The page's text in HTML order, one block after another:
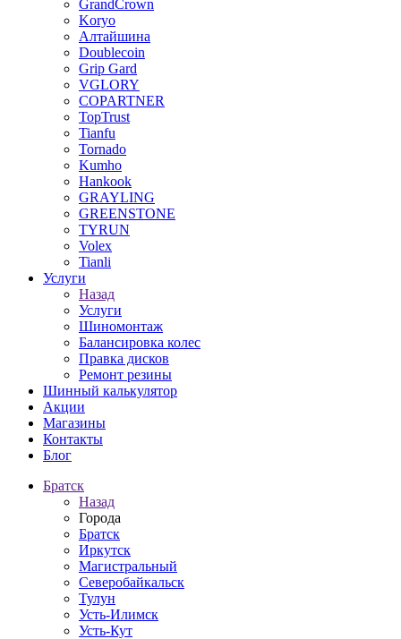
GrandCrown
Koryo
Алтайшина
Doublecoin
Grip Gard
VGLORY
COPARTNER
TopTrust
Tianfu
Tornado
Kumho
Hankook
GRAYLING
GREENSTONE
TYRUN
Volex
Tianli
Услуги
Назад
Услуги
Шиномонтаж
Балансировка колес
Правка дисков
Ремонт резины
Шинный калькулятор
Акции
Магазины
Контакты
Блог
Братск
Назад
Города
Братск
Иркутск
Магистральный
Северобайкальск
Тулун
Усть-Илимск
Усть-Кут